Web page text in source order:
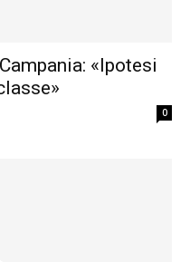
«Ipotesi
0